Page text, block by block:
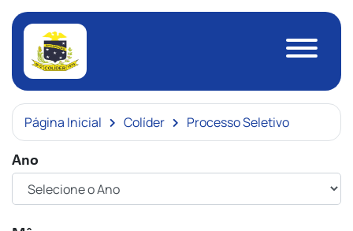
Seção do menu principal
Página Inicial Colíder Processo Seletivo
Ano